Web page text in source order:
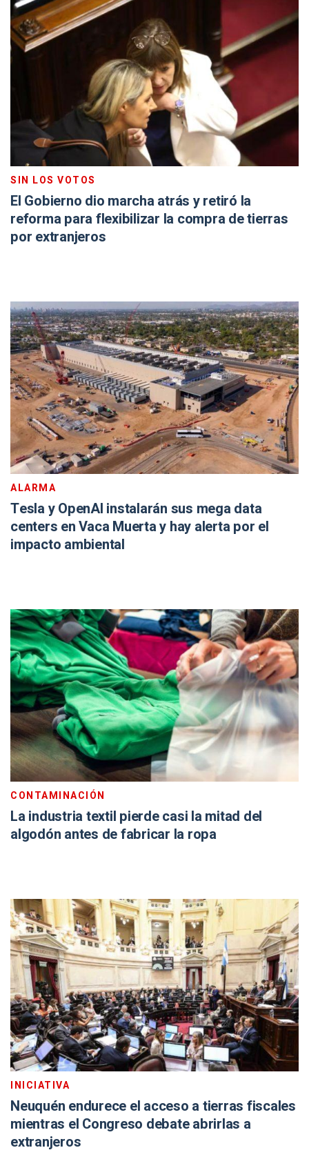
SIN LOS VOTOS
El Gobierno dio marcha atrás y retiró la
reforma para flexibilizar la compra de tierras
por extranjeros
ALARMA
Tesla y OpenAI instalarán sus mega data
centers en Vaca Muerta y hay alerta por el
impacto ambiental
CONTAMINACIÓN
La industria textil pierde casi la mitad del
algodón antes de fabricar la ropa
INICIATIVA
Neuquén endurece el acceso a tierras fiscales
mientras el Congreso debate abrirlas a
extranjeros